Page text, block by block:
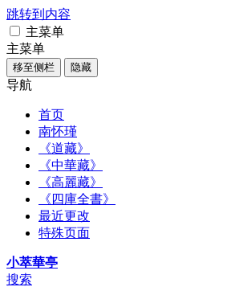
跳转到内容
主菜单
主菜单
移至侧栏 隐藏
导航
首页
南怀瑾
《道藏》
《中華藏》
《高麗藏》
《四庫全書》
最近更改
特殊页面
小萃華亭
搜索